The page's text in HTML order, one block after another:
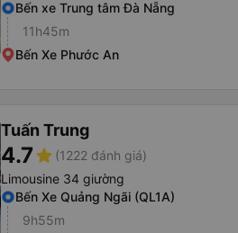
Bến xe Trung tâm Đà Nẵng
11h45m
Bến Xe Phước An
Tuấn Trung
4.7star (1222 đánh giá)
Limousine 34 giường
Bến Xe Quảng Ngãi (QL1A)
9h55m